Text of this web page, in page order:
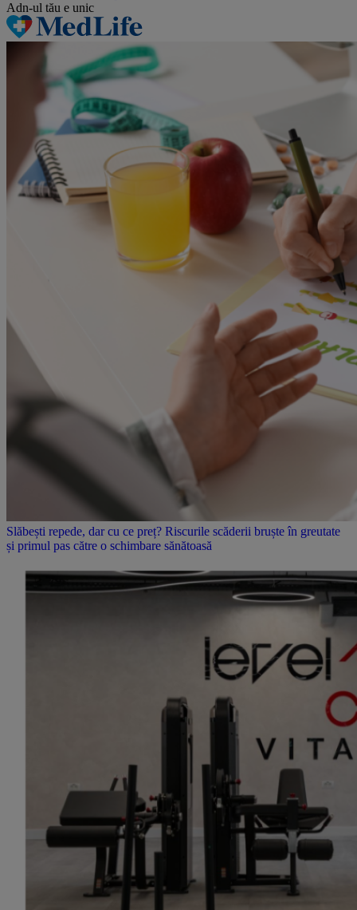
Adn-ul tău e unic
Slăbești repede, dar cu ce preț? Riscurile scăderii bruște în greutate
și primul pas către o schimbare sănătoasă